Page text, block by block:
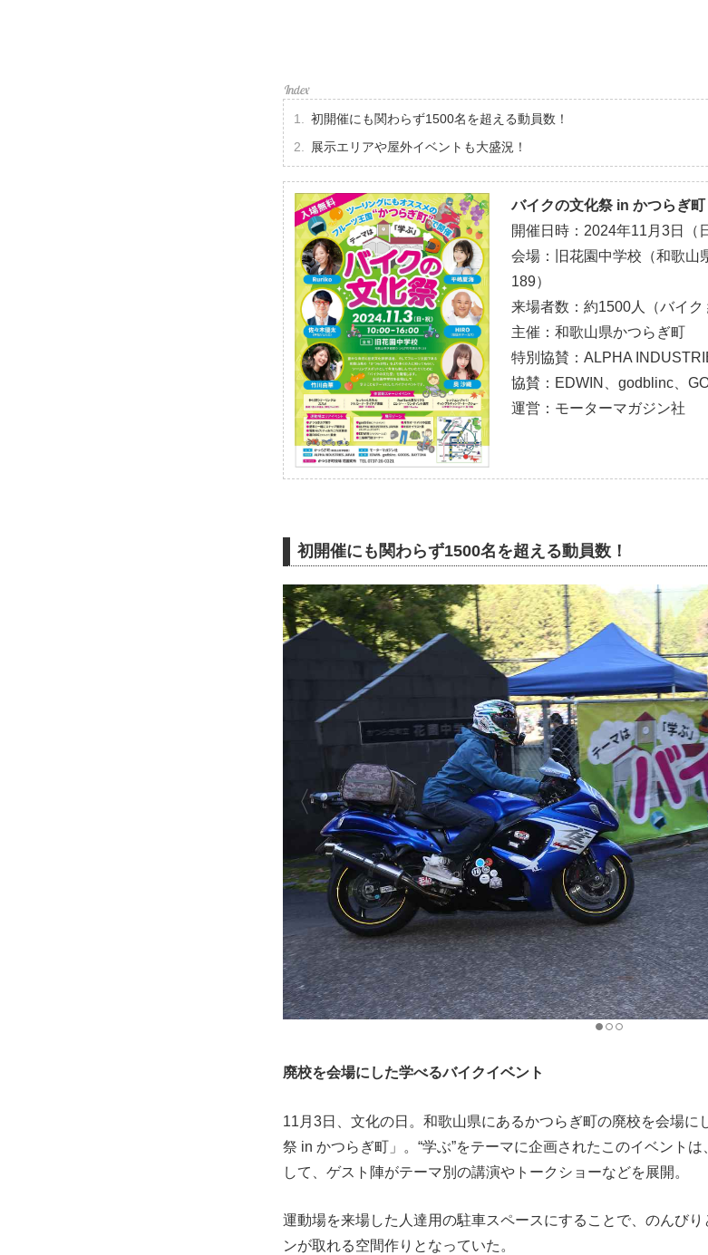
初開催にも関わらず1500名を超える動員数！
展示エリアや屋外イベントも大盛況！
バイクの文化祭 in かつらぎ町
開催日時：2024年11月3日（
会場：旧花園中学校（和歌山
189）
来場者数：約1500人（バイク
主催：和歌山県かつらぎ町
特別協賛：ALPHA
協賛：EDWIN、godblinc、
運営：モーターマガジン社
初開催にも関わらず1500名を超える動員数！
廃校を会場にした学べるバイクイベント
11月3日、文化の日。和歌山県にあるかつらぎ町の廃校を会場に
祭 in かつらぎ町」。“学ぶ”をテーマに企画されたこのイベント
して、ゲスト陣がテーマ別の講演やトークショーなどを展開。
運動場を来場した人達用の駐車スペースにすることで、のんび
ンが取れる空間作りとなっていた。